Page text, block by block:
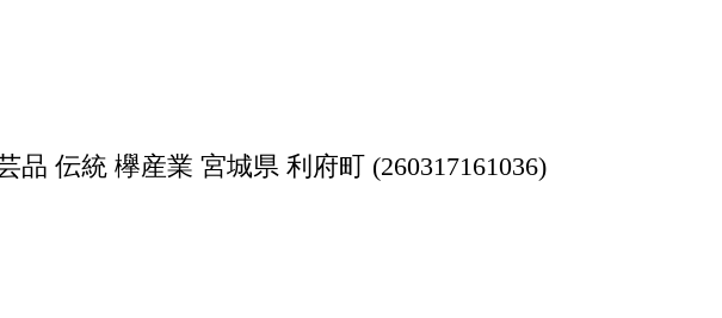
伝統 欅産業 宮城県 利府町 (260317161036)